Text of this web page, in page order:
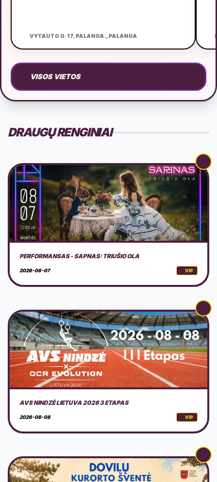
VYTAUTO G. 17, PALANGA., PALANGA
VISOS VIETOS
DRAUGŲ RENGINIAI
AVS NINDZĖ LIETUVA 2026 3 ETAPAS
2026-08-08 VIP
DOVILŲ KURORTO ŠVENTĖ 2026 + PROGRAMA
2026-08-08 VIP